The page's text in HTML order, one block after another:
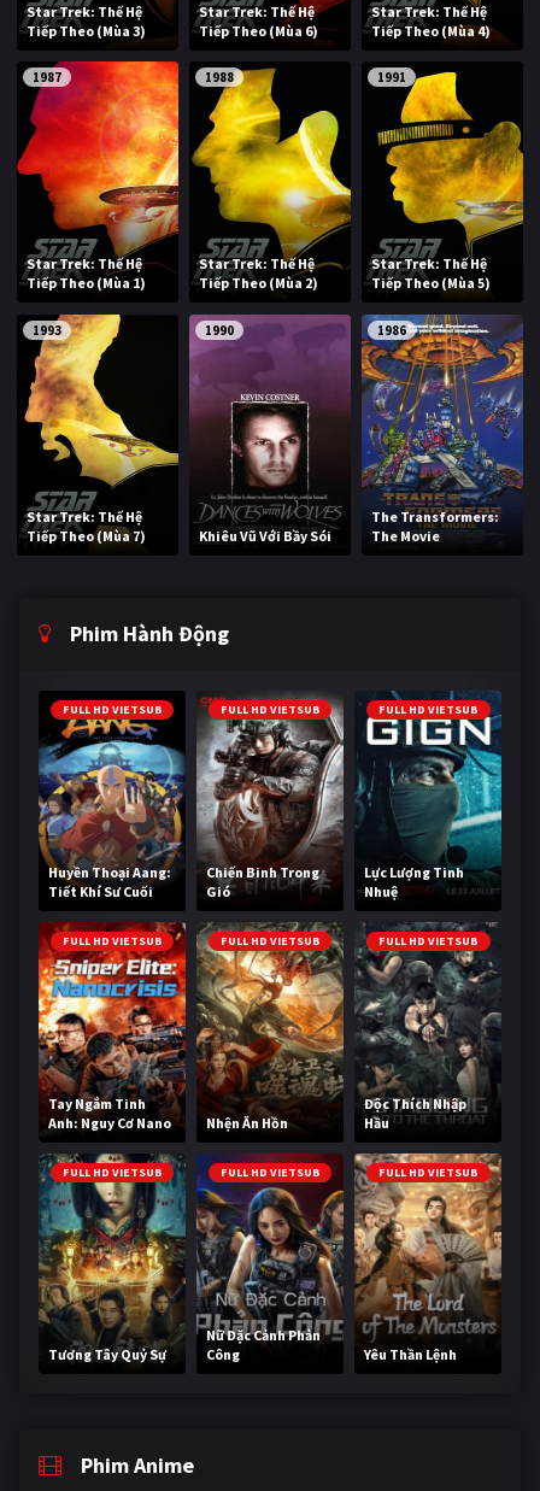
Star Trek: Thế Hệ
Tiếp Theo (Mùa 3)
Star Trek: Thế Hệ
Tiếp Theo (Mùa 6)
Star Trek: Thế Hệ
Tiếp Theo (Mùa 4)
1987
Star Trek: Thế Hệ
Tiếp Theo (Mùa 1)
1988
Star Trek: Thế Hệ
Tiếp Theo (Mùa 2)
1991
Star Trek: Thế Hệ
Tiếp Theo (Mùa 5)
1993
Star Trek: Thế Hệ
Tiếp Theo (Mùa 7)
1990
Khiêu Vũ Với Bầy Sói
1986
The Transformers:
The Movie
Phim Hành Động
FULL HD VIETSUB
Huyền Thoại Aang:
Tiết Khí Sư Cuối
Cùng
FULL HD VIETSUB
Chiến Binh Trong
Gió
FULL HD VIETSUB
Lực Lượng Tinh
Nhuệ
FULL HD VIETSUB
Tay Ngắm Tinh
Anh: Nguy Cơ Nano
FULL HD VIETSUB
Nhện Ăn Hồn
FULL HD VIETSUB
Độc Thích Nhập
Hầu
FULL HD VIETSUB
Tương Tây Quỷ Sự
FULL HD VIETSUB
Nữ Đặc Cảnh Phản
Công
FULL HD VIETSUB
Yêu Thần Lệnh
Phim Anime